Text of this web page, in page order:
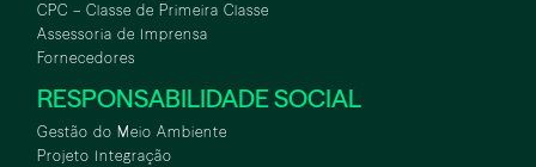
CPC – Classe de Primeira Classe
Assessoria de Imprensa
Fornecedores
RESPONSABILIDADE SOCIAL
Gestão do Meio Ambiente
Projeto Integração